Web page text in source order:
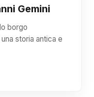
Gemini
borgo
storia antica e